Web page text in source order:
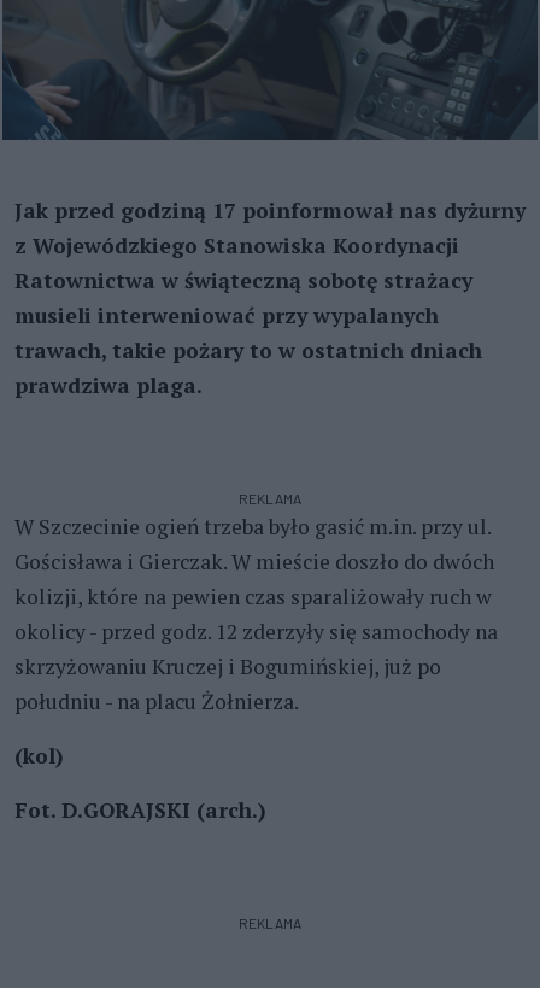
Jak przed godziną 17 poinformował nas dyżurny
z Wojewódzkiego Stanowiska Koordynacji
Ratownictwa w świąteczną sobotę strażacy
musieli interweniować przy wypalanych
trawach, takie pożary to w ostatnich dniach
prawdziwa plaga.
REKLAMA
W Szczecinie ogień trzeba było gasić m.in. przy ul.
Gościsława i Gierczak. W mieście doszło do dwóch
kolizji, które na pewien czas sparaliżowały ruch w
okolicy - przed godz. 12 zderzyły się samochody na
skrzyżowaniu Kruczej i Bogumińskiej, już po
południu - na placu Żołnierza.
(kol)
Fot. D.GORAJSKI (arch.)
REKLAMA